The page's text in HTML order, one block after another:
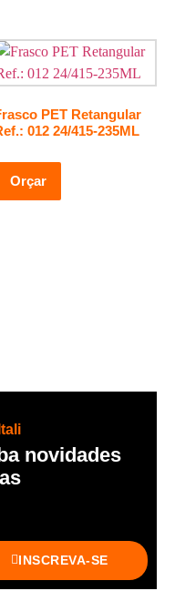
PET Retangular
012 24/415-235ML
Orçar
novidades
INSCREVA-SE